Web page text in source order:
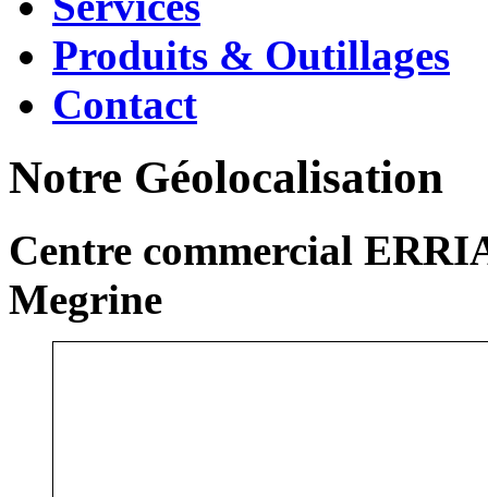
Produits & Outillages
Contact
Notre Géolocalisation
Centre commercial
Megrine